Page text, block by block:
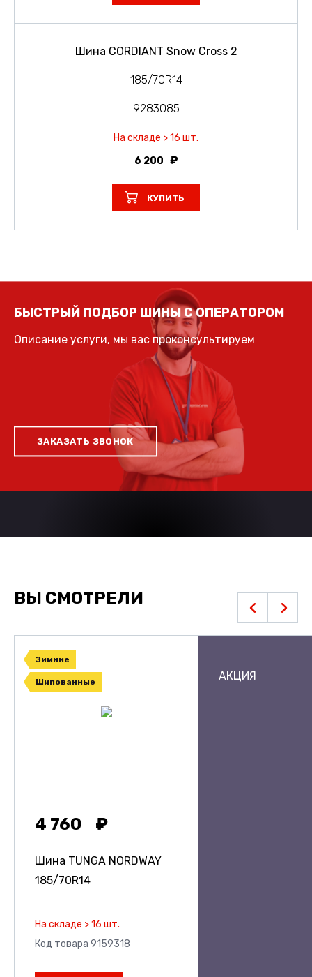
Шина CORDIANT Snow Cross 2
185/70R14
9283085
На складе > 16 шт.
6 200
КУПИТЬ
БЫСТРЫЙ ПОДБОР ШИНЫ С ОПЕРАТОРОМ
Описание услуги, мы вас проконсультируем
ЗАКАЗАТЬ ЗВОНОК
ВЫ СМОТРЕЛИ
Зимние
Шипованные
4 760
Шина TUNGA NORDWAY
185/70R14
На складе > 16 шт.
Код товара 9159318
АКЦИЯ